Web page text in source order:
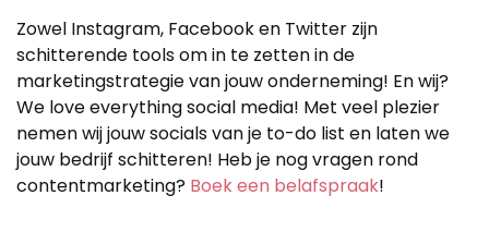
Zowel Instagram, Facebook en Twitter zijn
schitterende tools om in te zetten in de
marketingstrategie van jouw onderneming! En wij?
We love everything social media! Met veel plezier
nemen wij jouw socials van je to-do list en laten we
jouw bedrijf schitteren! Heb je nog vragen rond
contentmarketing? Boek een belafspraak!